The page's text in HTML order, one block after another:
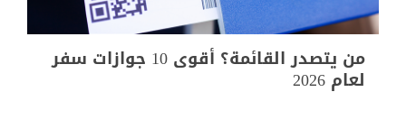
من يتصدر القائمة؟ أقوى 10 جوازات سفر
لعام 2026